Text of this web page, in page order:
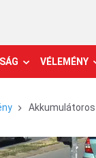
VÉLEMÉNY